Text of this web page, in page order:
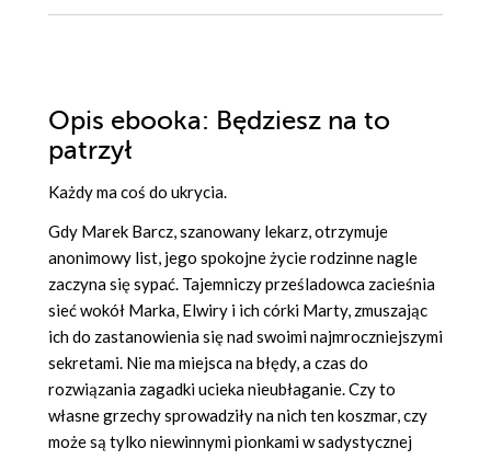
Opis ebooka: Będziesz na to
patrzył
Każdy ma coś do ukrycia.
Gdy Marek Barcz, szanowany lekarz, otrzymuje
anonimowy list, jego spokojne życie rodzinne nagle
zaczyna się sypać. Tajemniczy prześladowca zacieśnia
sieć wokół Marka, Elwiry i ich córki Marty, zmuszając
ich do zastanowienia się nad swoimi najmroczniejszymi
sekretami. Nie ma miejsca na błędy, a czas do
rozwiązania zagadki ucieka nieubłaganie. Czy to
własne grzechy sprowadziły na nich ten koszmar, czy
może są tylko niewinnymi pionkami w sadystycznej